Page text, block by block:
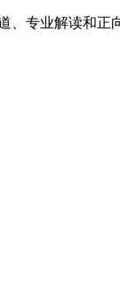
、专业解读和